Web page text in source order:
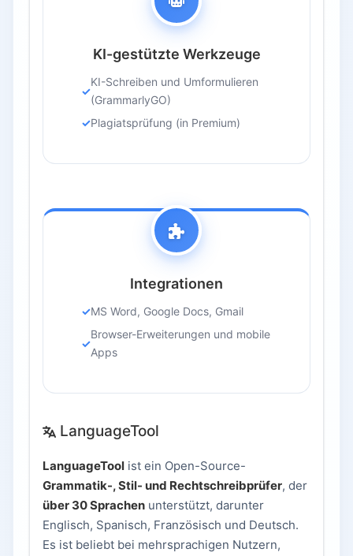
KI-gestützte Werkzeuge
KI-Schreiben und Umformulieren
(GrammarlyGO)
Plagiatsprüfung (in Premium)
Integrationen
MS Word, Google Docs, Gmail
Browser-Erweiterungen und mobile
Apps
LanguageTool
LanguageTool ist ein Open-Source-
Grammatik-, Stil- und Rechtschreibprüfer, der
über 30 Sprachen unterstützt, darunter
Englisch, Spanisch, Französisch und Deutsch.
Es ist beliebt bei mehrsprachigen Nutzern,